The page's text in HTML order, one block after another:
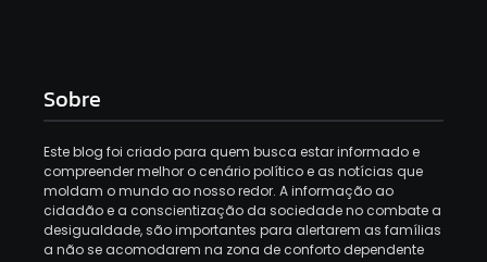
Sobre
Este blog foi criado para quem busca estar informado e
compreender melhor o cenário político e as notícias que
moldam o mundo ao nosso redor. A informação ao
cidadão e a conscientização da sociedade no combate a
desigualdade, são importantes para alertarem as famílias
a não se acomodarem na zona de conforto dependente